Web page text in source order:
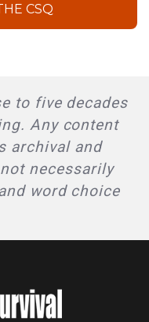
CSQ
to five decades
Any content
archival and
necessarily
word choice